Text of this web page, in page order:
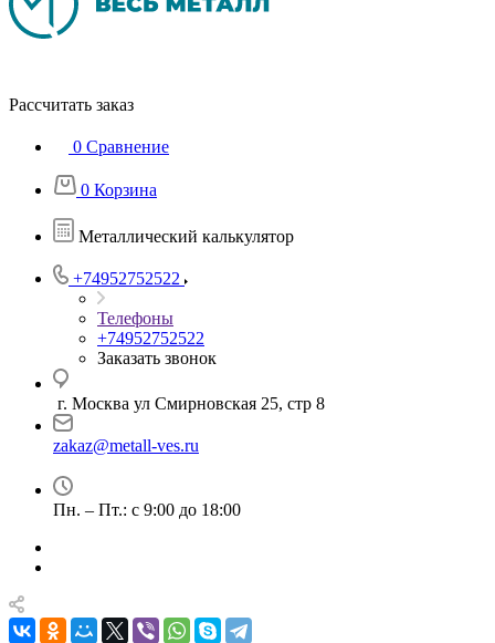
Рассчитать заказ
0 Сравнение
0 Корзина
Металлический калькулятор
+74952752522
Телефоны
+74952752522
Заказать звонок
г. Москва ул Смирновская 25, стр 8
zakaz@metall-ves.ru
Пн. – Пт.: с 9:00 до 18:00